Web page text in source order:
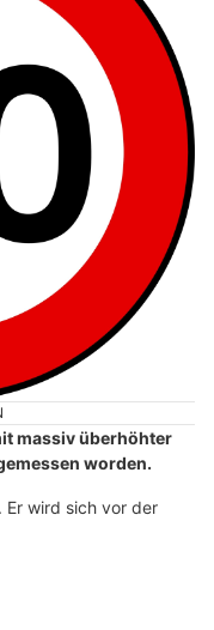
massiv überhöhter
worden.
Er wird sich vor der